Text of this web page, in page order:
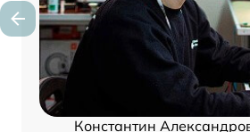
Константин